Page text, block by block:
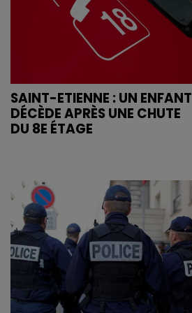
SAINT-ETIENNE : UN ENFANT
DÉCÈDE APRÈS UNE CHUTE
DU 8E ÉTAGE